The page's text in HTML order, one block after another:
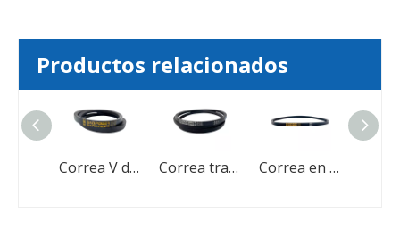
Productos relacionados
Correa V de goma de velocidad variable con dientes para cosechadora Correa trapezoidal de transmisión de potencia con correa en V envuelta en caucho para la industria de alta eficiencia de transmisión Correa en V envuelta en caucho para transmisión para una mejor distribución de la carga